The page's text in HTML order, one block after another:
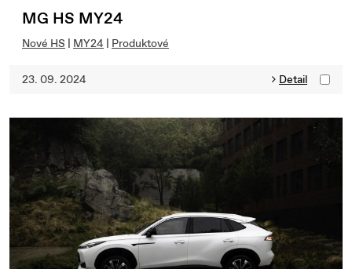
MG HS MY24
Nové HS | MY24 | Produktové
23. 09. 2024 Detail